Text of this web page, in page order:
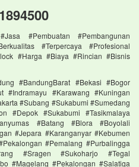
#Pembuatan #Pembangunan
#Terpercaya #Profesional
#Harga #Biaya #Rincian #Bisnis
#BandungBarat #Bekasi #Bogor
#Indramayu #Karawang #Kuningan
#Subang #Sukabumi #Sumedang
#Depok #Sukabumi #Tasikmalaya
#Batang #Blora #Boyolali
#Jepara #Karanganyar #Kebumen
#Pemalang #Purbalingga
#Sragen #Sukoharjo #Tegal
#Magelang #Pekalongan #Salatiga